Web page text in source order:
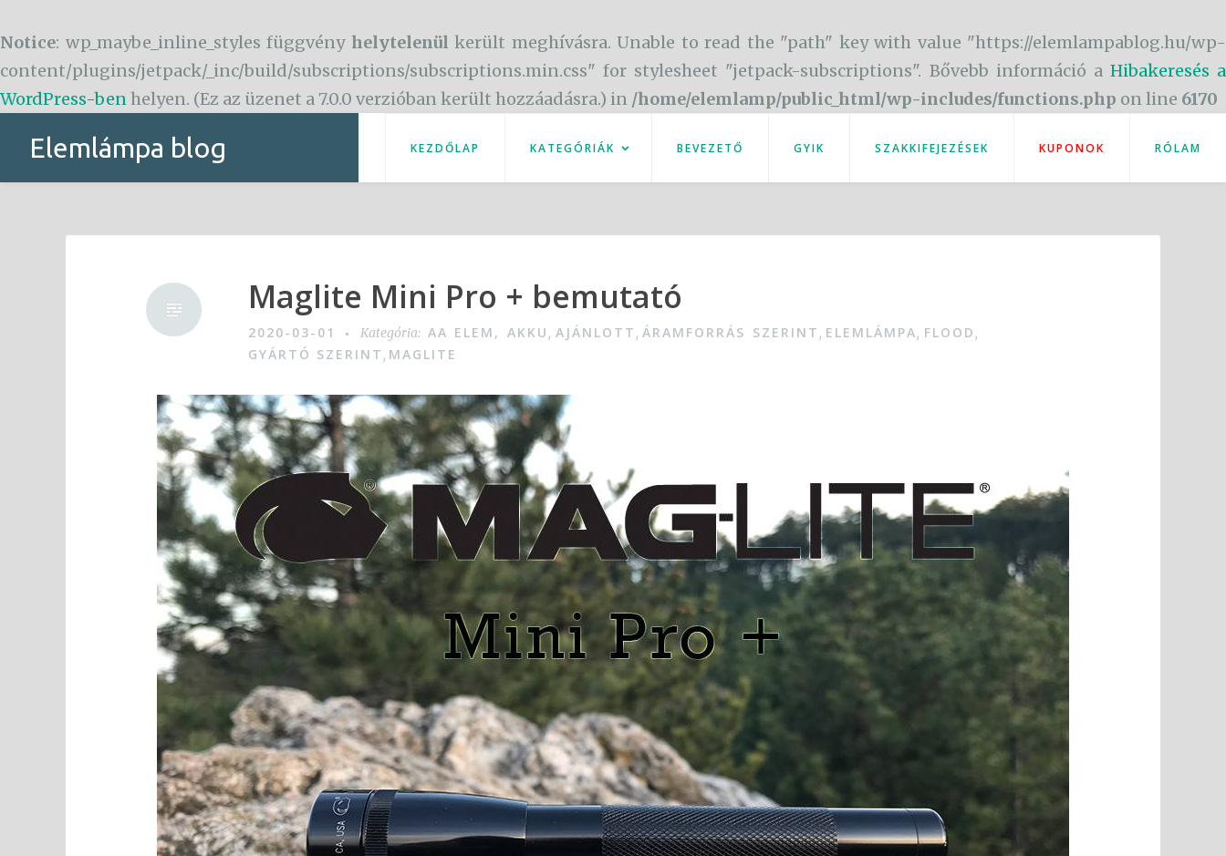
Notice: wp_maybe_inline_styles függvény helytelenül került meghívásra. Unable to read the "path" key with value "https://elemlampablog.hu/wp-
content/plugins/jetpack/_inc/build/subscriptions/subscriptions.min.css" for stylesheet "jetpack-subscriptions". Bővebb információ a Hibakeresés a
WordPress-benhelyen. (Ez az üzenet a 7.0.0 verzióban került hozzáadásra.) in /home/elemlamp/public_html/wp-includes/functions.php on line 6170
Elemlámpa blog KEZDŐLAP KATEGÓRIÁK BEVEZETŐ GYIK SZAKKIFEJEZÉSEK KUPONOK RÓLAM
Maglite Mini Pro + bemutató
2020-03-01 Kategória: AA ELEM, AKKU, AJÁNLOTT,ÁRAMFORRÁS SZERINT, ELEMLÁMPA, FLOOD,
GYÁRTÓ SZERINT, MAGLITE